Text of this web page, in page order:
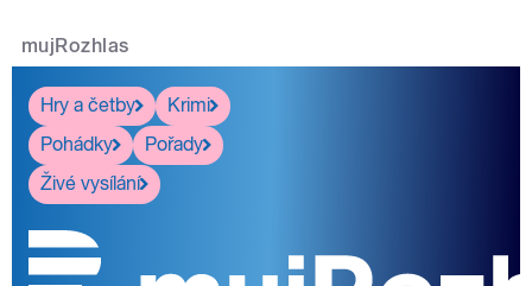
mujRozhlas
Hry a četby
Krimi
Pohádky
Pořady
Živé vysílání